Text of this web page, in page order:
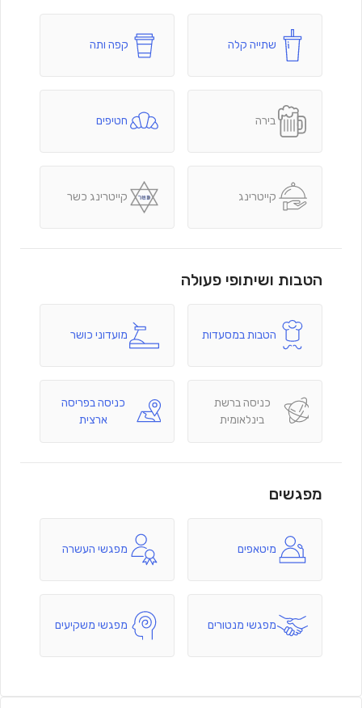
שתייה קלה קפה ותה
בירה חטיפים
קייטרינג קייטרינג כשר
הטבות ושיתופי פעולה
הטבות במסעדות מועדוני כושר
כניסה ברשת
בינלאומית
כניסה בפריסה
ארצית
מפגשים
מיטאפים מפגשי העשרה
מפגשי מנטורים מפגשי משקיעים